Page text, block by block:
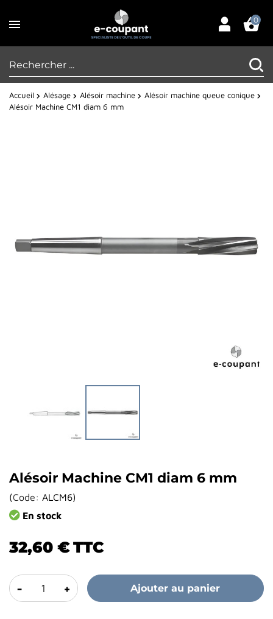
0
Accueil Alésage Alésoir machine
Alésoir machine queue conique
Alésoir Machine CM1 diam 6 mm
Alésoir Machine CM1 diam 6 mm
(Code: ALCM6)
En stock
32,60 €TTC
- + Ajouter au panier